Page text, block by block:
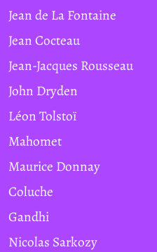
Jean de La Fontaine
Jean Cocteau
Jean-Jacques Rousseau
John Dryden
Léon Tolstoï
Mahomet
Maurice Donnay
Coluche
Gandhi
Nicolas Sarkozy